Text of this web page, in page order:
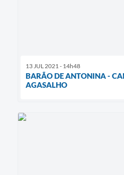
13 JUL 2021 - 14h48
BARÃO DE ANTONINA -
AGASALHO